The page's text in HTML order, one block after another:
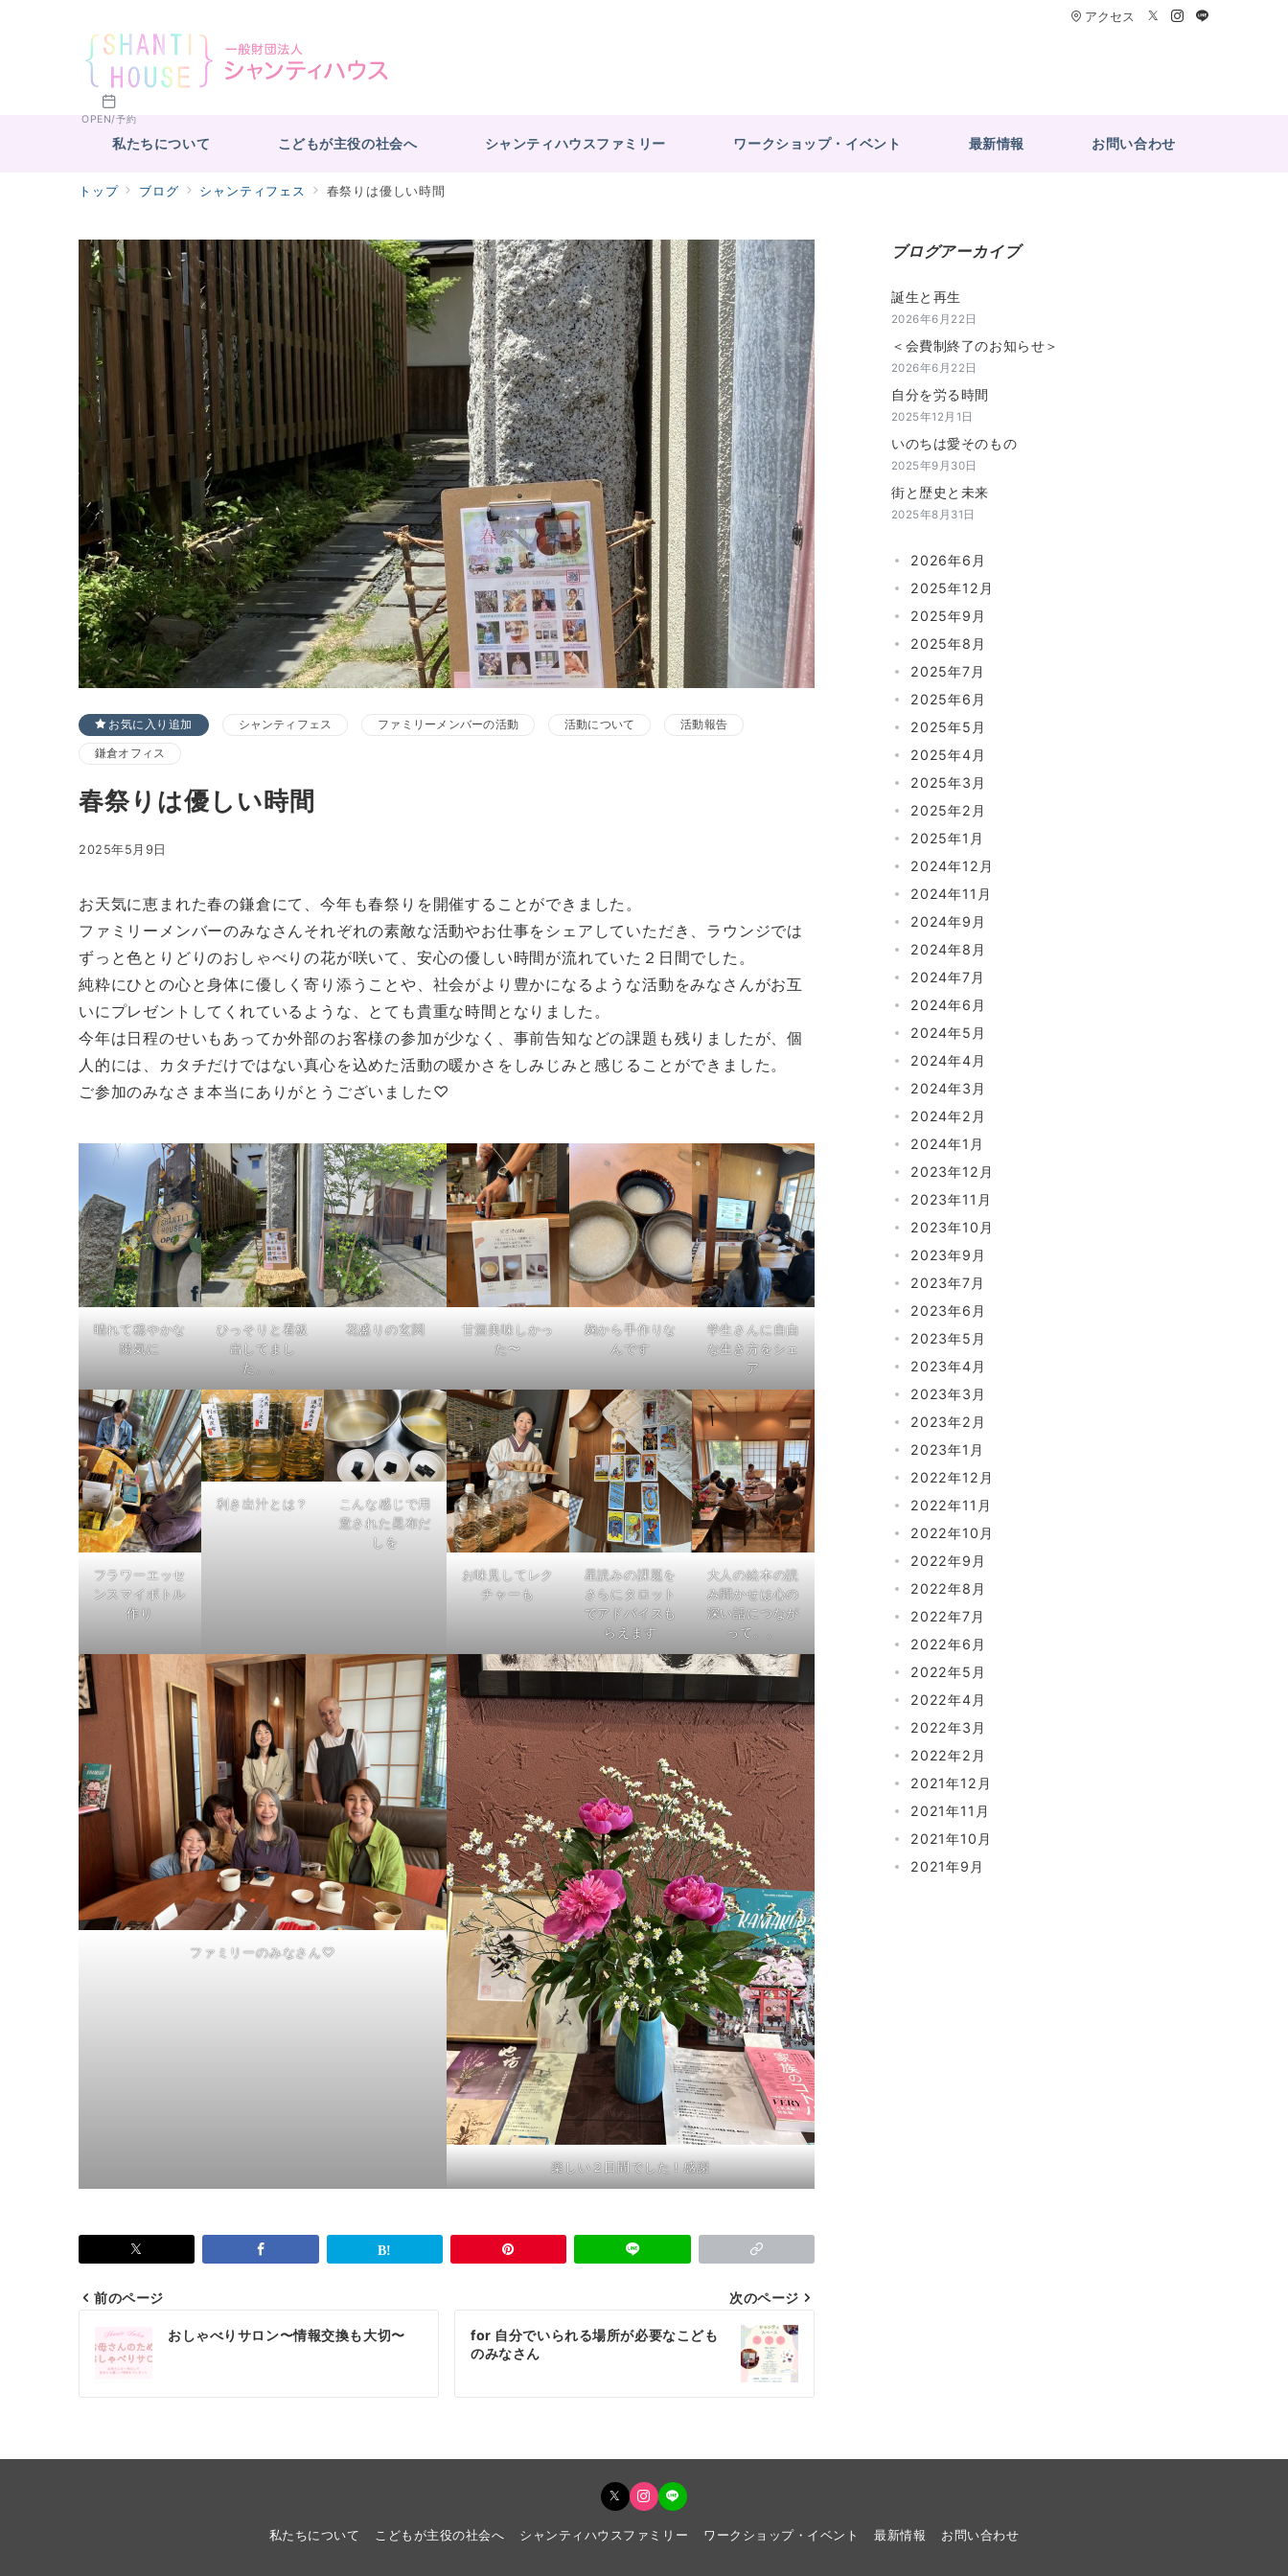
アクセス
OPEN/予約
私たちについて こどもが主役の社会へ シャンティハウスファミリー ワークショップ・イベント 最新情報 お問い合わせ
トップ ブログ シャンティフェス 春祭りは優しい時間
お気に入り追加 シャンティフェス ファミリーメンバーの活動 活動について 活動報告
鎌倉オフィス
春祭りは優しい時間
2025年5月9日
お天気に恵まれた春の鎌倉にて、今年も春祭りを開催することができました。
ファミリーメンバーのみなさんそれぞれの素敵な活動やお仕事をシェアしていただき、ラウンジでは
ずっと色とりどりのおしゃべりの花が咲いて、安心の優しい時間が流れていた２日間でした。
純粋にひとの心と身体に優しく寄り添うことや、社会がより豊かになるような活動をみなさんがお互
いにプレゼントしてくれているような、とても貴重な時間となりました。
今年は日程のせいもあってか外部のお客様の参加が少なく、事前告知などの課題も残りましたが、個
人的には、カタチだけではない真心を込めた活動の暖かさをしみじみと感じることができました。
ご参加のみなさま本当にありがとうございました♡
晴れて穏やかな
陽気に
ひっそりと看板
出してまし
た。。
花盛りの玄関
甘酒美味しかっ
た〜
麹から手作りな
んです
学生さんに自由
な生き方をシェ
ア
フラワーエッセ
ンスマイボトル
作り
利き出汁とは？
こんな感じで用
意された昆布だ
しを
お味見してレク
チャーも
星読みの課題を
さらにタロット
でアドバイスも
らえます
大人の絵本の読
み聞かせは心の
深い話につなが
って。。
ファミリーのみなさん♡
楽しい２日間でした！感謝
稿
ゲ
前のページ
おしゃべりサロン〜情報交換も大切〜
次のページ
for 自分でいられる場所が必要なこども
のみなさん
ブログアーカイブ
誕生と再生
2026年6月22日
＜会費制終了のお知らせ＞
2026年6月22日
自分を労る時間
2025年12月1日
いのちは愛そのもの
2025年9月30日
街と歴史と未来
2025年8月31日
2026年6月
2025年12月
2025年9月
2025年8月
2025年7月
2025年6月
2025年5月
2025年4月
2025年3月
2025年2月
2025年1月
2024年12月
2024年11月
2024年9月
2024年8月
2024年7月
2024年6月
2024年5月
2024年4月
2024年3月
2024年2月
2024年1月
2023年12月
2023年11月
2023年10月
2023年9月
2023年7月
2023年6月
2023年5月
2023年4月
2023年3月
2023年2月
2023年1月
2022年12月
2022年11月
2022年10月
2022年9月
2022年8月
2022年7月
2022年6月
2022年5月
2022年4月
2022年3月
2022年2月
2021年12月
2021年11月
2021年10月
2021年9月
私たちについて こどもが主役の社会へ シャンティハウスファミリー ワークショップ・イベント 最新情報 お問い合わせ